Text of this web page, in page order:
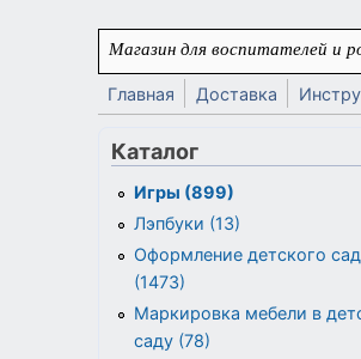
Перейти к основному содержанию
Магазин для воспитателей и
Главная Доставка
Каталог
Игры (899)
Лэпбуки (13)
Оформление детского
(1473)
Маркировка мебели в
саду (78)